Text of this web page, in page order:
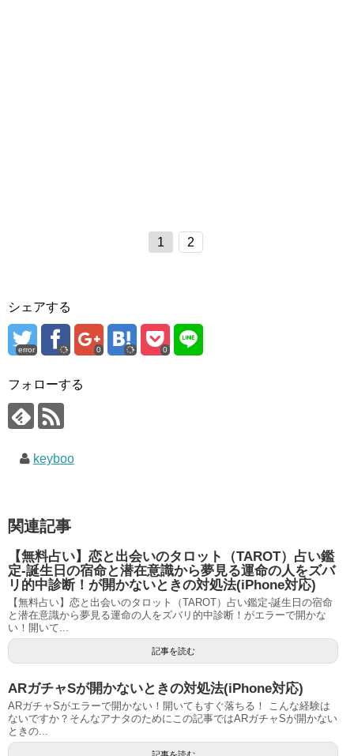
1 2
シェアする
error 0 0
フォローする
keyboo
関連記事
【無料占い】恋と出会いのタロット（TAROT）占い鑑
定‐誕生日の宿命と潜在意識から夢見る運命の人をズバ
リ的中診断！が開かないときの対処法(iPhone対応)
【無料占い】恋と出会いのタロット（TAROT）占い鑑定‐誕生日の宿命
と潜在意識から夢見る運命の人をズバリ的中診断！がエラーで開かな
い！開いて...
記事を読む
ARガチャSが開かないときの対処法(iPhone対応)
ARガチャSがエラーで開かない！開いてもすぐ落ちる！ こんな経験は
ないですか？そんなアナタのためにこの記事ではARガチャSが開かない
ときの...